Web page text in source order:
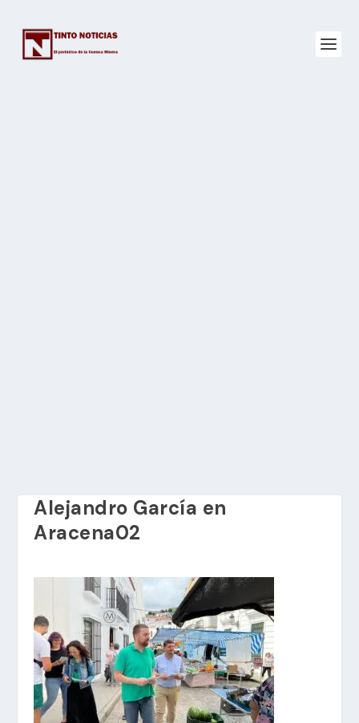
Alejandro García en
Aracena02